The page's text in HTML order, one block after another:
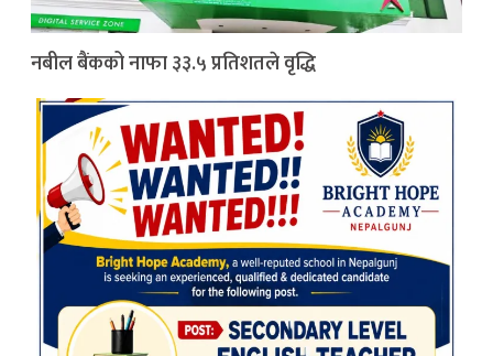
नबील बैंकको नाफा ३३.५ प्रतिशतले वृद्धि